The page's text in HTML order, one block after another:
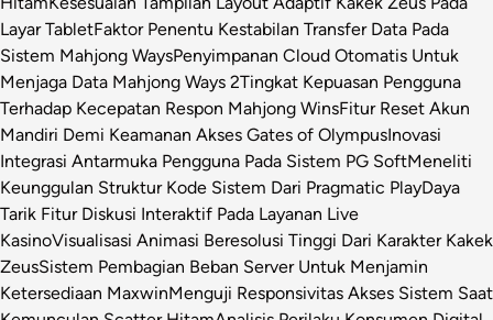
Layar TabletFaktor Penentu Kestabilan Transfer Data Pada
Sistem Mahjong WaysPenyimpanan Cloud Otomatis Untuk
Menjaga Data Mahjong Ways 2Tingkat Kepuasan Pengguna
Terhadap Kecepatan Respon Mahjong WinsFitur Reset Akun
Mandiri Demi Keamanan Akses Gates of OlympusInovasi
Integrasi Antarmuka Pengguna Pada Sistem PG SoftMeneliti
Keunggulan Struktur Kode Sistem Dari Pragmatic PlayDaya
Tarik Fitur Diskusi Interaktif Pada Layanan Live
KasinoVisualisasi Animasi Beresolusi Tinggi Dari Karakter Kakek
ZeusSistem Pembagian Beban Server Untuk Menjamin
Ketersediaan MaxwinMenguji Responsivitas Akses Sistem Saat